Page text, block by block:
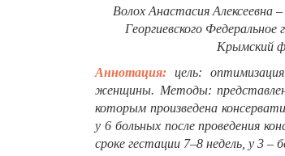
Волох Анастасия Алексеевна
Георгиевского
Крымский
Аннотация: цель:
женщины. Методы:
которым произведена
у 6 больных после проведения
сроке гестации 7–8 недель, у 3 –